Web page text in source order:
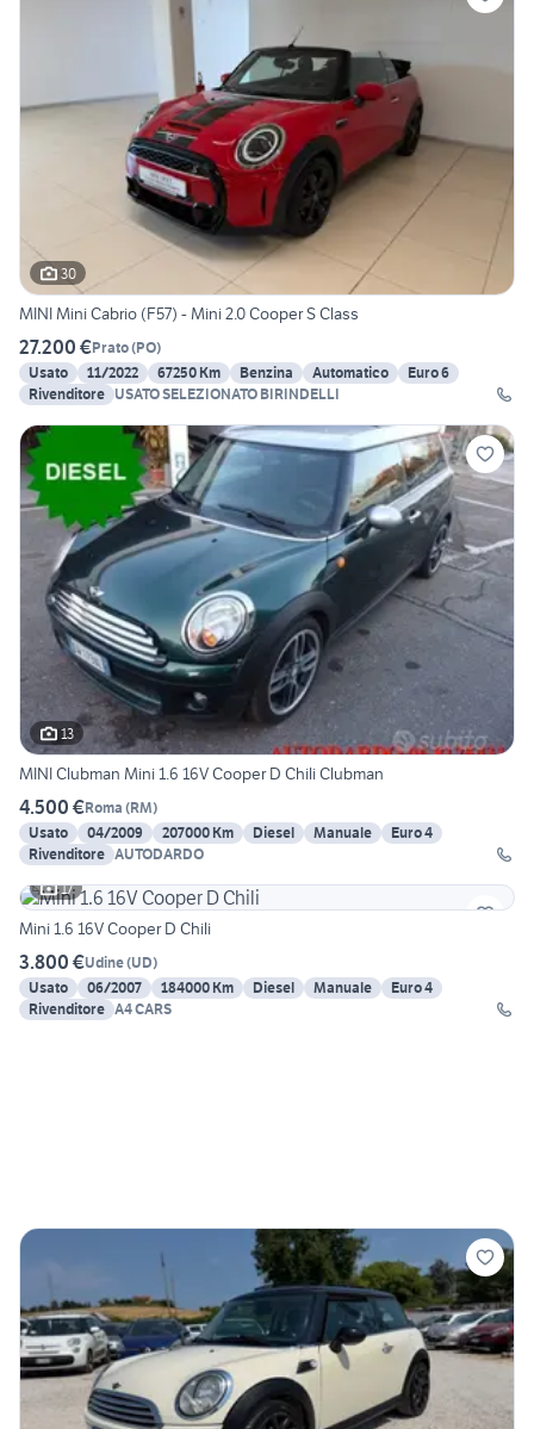
30
MINI Mini Cabrio (F57) - Mini 2.0 Cooper S Class
27.200 €Prato(PO)
Usato
11/2022 67250 Km Benzina Automatico
Euro 6
Rivenditore USATO SELEZIONATO BIRINDELLI
13
MINI Clubman Mini 1.6 16V Cooper D Chili Clubman
4.500 €Roma (RM)
Usato
04/2009 207000 Km Diesel Manuale
Euro 4
Rivenditore AUTODARDO
17
Mini 1.6 16V Cooper D Chili
3.800 €Udine(UD)
Usato
06/2007 184000 Km Diesel Manuale
Euro 4
Rivenditore A4 CARS